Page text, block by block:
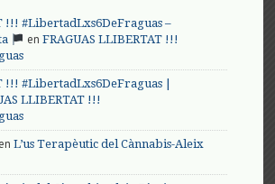
!!! #LibertadLxs6DeFraguas –
enFRAGUAS LLIBERTAT !!!
!!! #LibertadLxs6DeFraguas |
LLIBERTAT !!!
enL’us Terapèutic del Cànnabis-Aleix